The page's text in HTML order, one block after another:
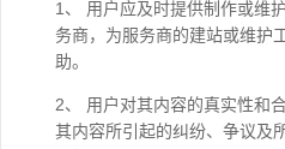
1、 用户应及时提供制作或维
务商，为服务商的建站或维护
助。
2、 用户对其内容的真实性和
其内容所引起的纠纷、争议及